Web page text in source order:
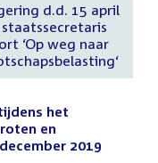
d.d. 15 april
‘Op weg naar
het
en
2019